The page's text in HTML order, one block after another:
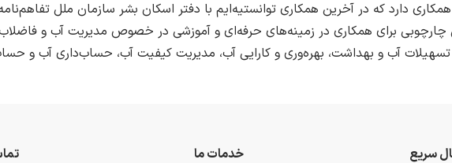
دارد که در آخرین همکاری توانستیه‌ایم با دفتر اسکان بشر سازمان ملل
برای همکاری در زمینه‌های حرفه‌ای و آموزشی در خصوص مدیریت آب و فاضلاب
آب و بهداشت، بهره‌وری و کارایی آب، مدیریت کیفیت آب، حساب‌داری آب و
سریع خدمات ما